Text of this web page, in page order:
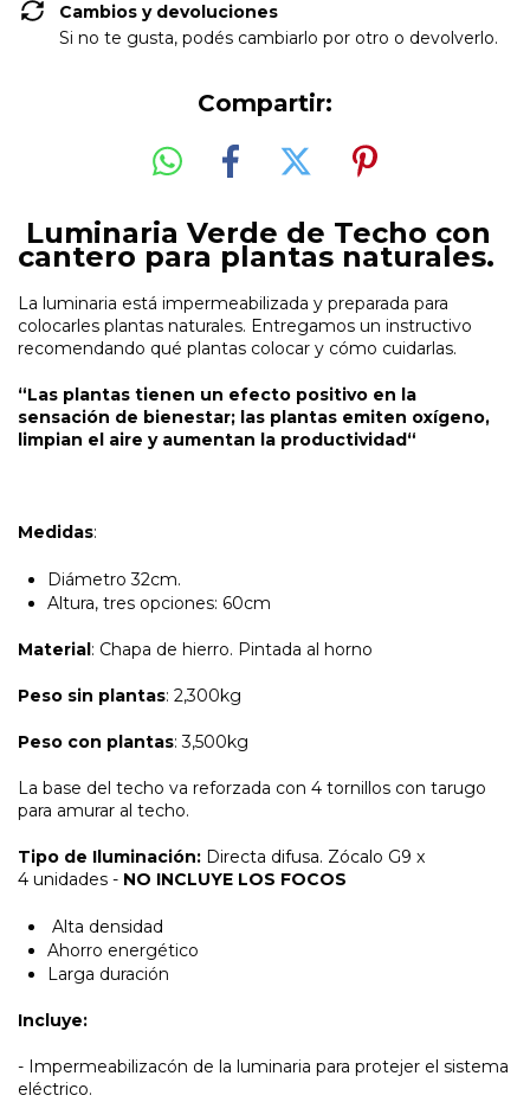
Cambios y devoluciones
Si no te gusta, podés cambiarlo por otro o devolverlo.
Compartir:
Luminaria Verde de Techo con
cantero para plantas naturales.
La luminaria está impermeabilizada y preparada para
colocarles plantas naturales. Entregamos un instructivo
recomendando qué plantas colocar y cómo cuidarlas.
“Las plantas tienen un efecto positivo en la
sensación de bienestar; las plantas emiten oxígeno,
limpian el aire y aumentan la productividad“
Medidas:
Diámetro 32cm.
Altura, tres opciones: 60cm
Material: Chapa de hierro. Pintada al horno
Peso sin plantas: 2,300kg
Peso con plantas: 3,500kg
La base del techo va reforzada con 4 tornillos con tarugo
para amurar al techo.
Tipo de Iluminación: Directa difusa. Zócalo G9 x
4 unidades - NO INCLUYE LOS FOCOS
Alta densidad
Ahorro energético
Larga duración
Incluye:
- Impermeabilizacón de la luminaria para protejer el sistema
eléctrico.